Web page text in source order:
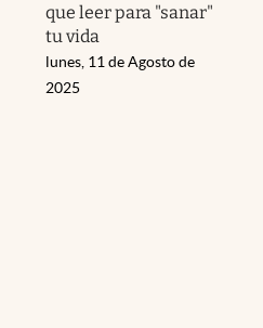
que leer para "sanar"
tu vida
lunes, 11 de Agosto de
2025